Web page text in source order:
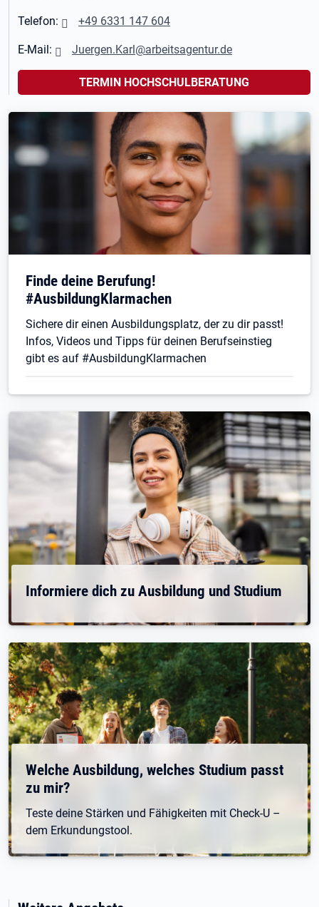
Telefon: +49 6331 147 604
E-Mail: Juergen.Karl@arbeitsagentur.de
TERMIN HOCHSCHULBERATUNG
Finde deine Berufung!
#AusbildungKlarmachen
Sichere dir einen Ausbildungsplatz, der zu dir passt!
Infos, Videos und Tipps für deinen Berufseinstieg
gibt es auf #AusbildungKlarmachen
Informiere dich zu Ausbildung und Studium
Welche Ausbildung, welches Studium passt
zu mir?
Teste deine Stärken und Fähigkeiten mit Check-U –
dem Erkundungstool.